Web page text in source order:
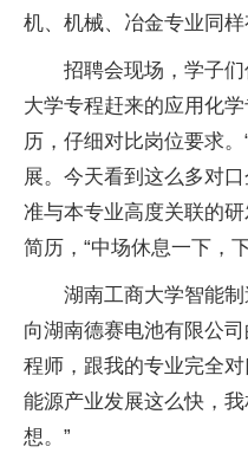
机、机械、冶金专业同样
招聘会现场，学子
大学专程赶来的应用化
历，仔细对比岗位要求
展。今天看到这么多对
准与本专业高度关联的
简历，“中场休息一下，
湖南工商大学智能
向湖南德赛电池有限公
程师，跟我的专业完全
能源产业发展这么快，
想。”